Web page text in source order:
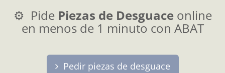
⚙️ Pide Piezas de Desguace online
en menos de 1 minuto con ABAT
Pedir piezas de desguace